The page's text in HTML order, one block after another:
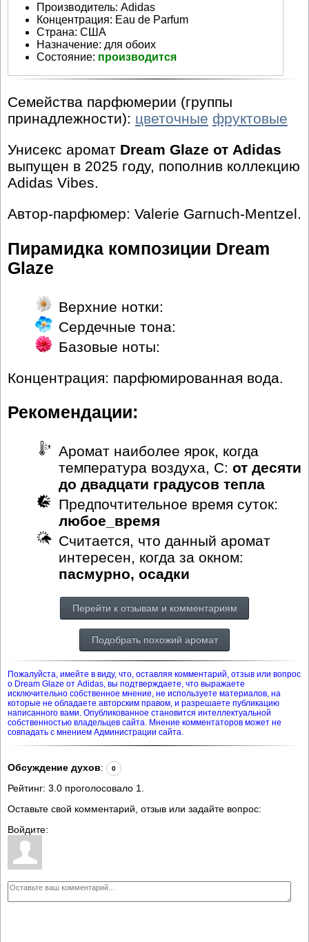
Производитель: Adidas
Концентрация: Eau de Parfum
Страна: США
Назначение: для обоих
Состояние: производится
Семейства парфюмерии (группы
принадлежности): цветочные фруктовые
Унисекс аромат Dream Glaze от Adidas
выпущен в 2025 году, пополнив коллекцию
Adidas Vibes.
Автор-парфюмер: Valerie Garnuch-Mentzel.
Пирамидка композиции Dream
Glaze
Верхние нотки:
Сердечные тона:
Базовые ноты:
Концентрация: парфюмированная вода.
Рекомендации:
Аромат наиболее ярок, когда
температура воздуха, С: от десяти
до двадцати градусов тепла
Предпочтительное время суток:
любое_время
Считается, что данный аромат
интересен, когда за окном:
пасмурно, осадки
Перейти к отзывам и комментариям
Подобрать похожий аромат
Пожалуйста, имейте в виду, что, оставляя комментарий, отзыв или вопрос
о Dream Glaze от Adidas, вы подтверждаете, что выражаете
исключительно собственное мнение, не используете материалов, на
которые не обладаете авторским правом, и разрешаете публикацию
написанного вами. Опубликованное становится интеллектуальной
собственностью владельцев сайта. Мнение комментаторов может не
совпадать с мнением Администрации сайта.
Обсуждение духов: 0
Рейтинг: 3.0 проголосовало 1
Оставьте свой комментарий, отзыв или задайте вопрос:
Войдите: